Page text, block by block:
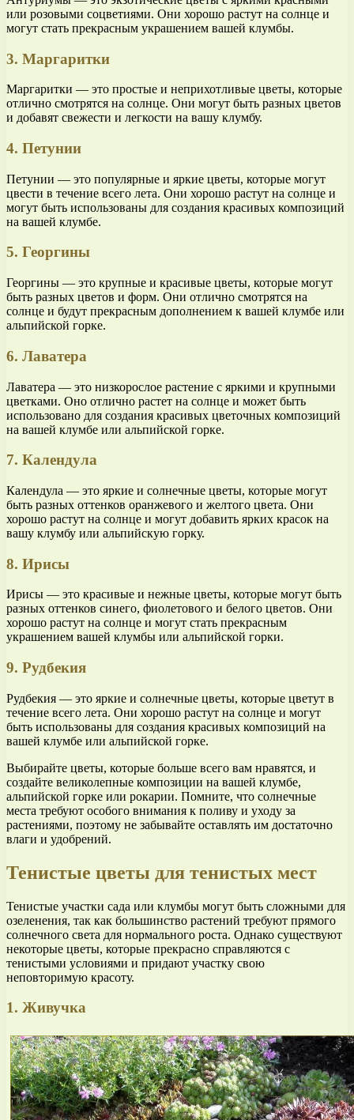
или розовыми соцветиями. Они хорошо растут на солнце и
могут стать прекрасным украшением вашей клумбы.
3. Маргаритки
Маргаритки — это простые и неприхотливые цветы, которые
отлично смотрятся на солнце. Они могут быть разных цветов
и добавят свежести и легкости на вашу клумбу.
4. Петунии
Петунии — это популярные и яркие цветы, которые могут
цвести в течение всего лета. Они хорошо растут на солнце и
могут быть использованы для создания красивых композиций
на вашей клумбе.
5. Георгины
Георгины — это крупные и красивые цветы, которые могут
быть разных цветов и форм. Они отлично смотрятся на
солнце и будут прекрасным дополнением к вашей клумбе или
альпийской горке.
6. Лаватера
Лаватера — это низкорослое растение с яркими и крупными
цветками. Оно отлично растет на солнце и может быть
использовано для создания красивых цветочных композиций
на вашей клумбе или альпийской горке.
7. Календула
Календула — это яркие и солнечные цветы, которые могут
быть разных оттенков оранжевого и желтого цвета. Они
хорошо растут на солнце и могут добавить ярких красок на
вашу клумбу или альпийскую горку.
8. Ирисы
Ирисы — это красивые и нежные цветы, которые могут быть
разных оттенков синего, фиолетового и белого цветов. Они
хорошо растут на солнце и могут стать прекрасным
украшением вашей клумбы или альпийской горки.
9. Рудбекия
Рудбекия — это яркие и солнечные цветы, которые цветут в
течение всего лета. Они хорошо растут на солнце и могут
быть использованы для создания красивых композиций на
вашей клумбе или альпийской горке.
Выбирайте цветы, которые больше всего вам нравятся, и
создайте великолепные композиции на вашей клумбе,
альпийской горке или рокарии. Помните, что солнечные
места требуют особого внимания к поливу и уходу за
растениями, поэтому не забывайте оставлять им достаточно
влаги и удобрений.
Тенистые цветы для тенистых мест
Тенистые участки сада или клумбы могут быть сложными для
озеленения, так как большинство растений требуют прямого
солнечного света для нормального роста. Однако существуют
некоторые цветы, которые прекрасно справляются с
тенистыми условиями и придают участку свою
неповторимую красоту.
1. Живучка